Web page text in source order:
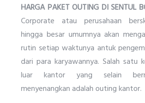
HARGA PAKET OUTING DI SENTUL
Corporate atau perusahaan
hingga besar umumnya akan
rutin setiap waktunya antuk
dari para karyawannya. Salah satu
luar kantor yang selain
menyenangkan adalah outing kantor.